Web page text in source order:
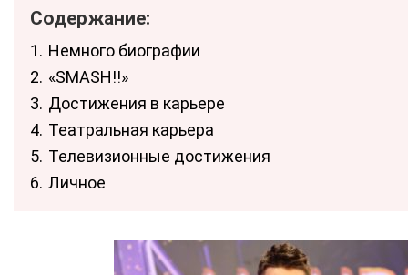
Содержание:
1. Немного биографии
2. «SMASH!!»
3. Достижения в карьере
4. Театральная карьера
5. Телевизионные достижения
6. Личное